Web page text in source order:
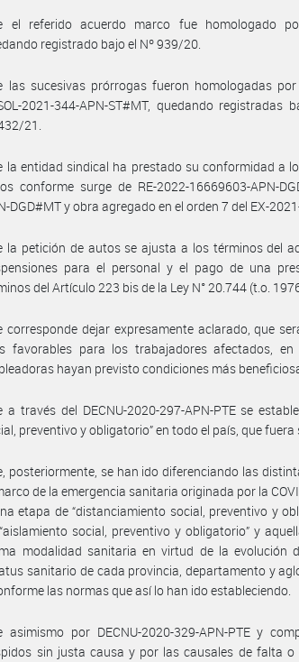
el referido acuerdo marco fue homologado por
registrado bajo el Nº 939/20.
las sucesivas prórrogas fueron homologadas por
2021-344-APN-ST#MT, quedando
21.
la entidad sindical ha prestado su conformidad a
conforme surge de RE-2022-16669603-APN-
DGD#MT y obra agregado en el orden 7 del EX-
la petición de autos se ajusta a los términos del
para el personal y el pago de una
del Artículo 223 bis de la Ley N° 20.744 (t.o.
corresponde dejar expresamente aclarado, que
favorables para los trabajadores afectados,
hayan previsto condiciones más
a través del DECNU-2020-297-APN-PTE se
preventivo y obligatorio” en todo el país, que
posteriormente, se han ido diferenciando las
de la emergencia sanitaria originada por la
etapa de “distanciamiento social, preventivo y
social, preventivo y obligatorio” y
modalidad sanitaria en virtud de la evolución
sanitario de cada provincia, departamento y
las normas que así lo han ido estableciendo.
asimismo por DECNU-2020-329-APN-PTE y
sin justa causa y por las causales de falta